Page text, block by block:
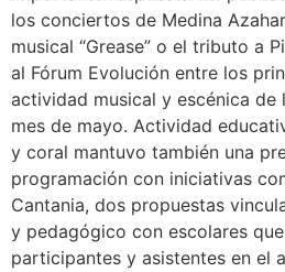
los conciertos de Medina
musical “Grease” o el tributo a
al Fórum Evolución entre los
actividad musical y escénica de
mes de mayo. Actividad
y coral mantuvo también una
programación con iniciativas
Cantania, dos propuestas
y pedagógico con escolares
participantes y asistentes en el